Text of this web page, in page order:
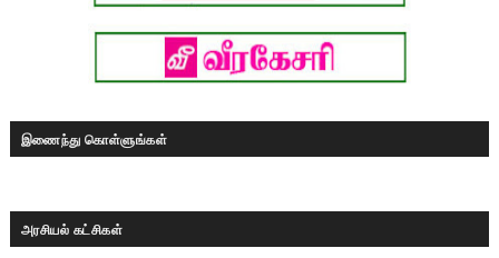
இணைந்து கொள்ளுங்கள்
அரசியல் கட்சிகள்